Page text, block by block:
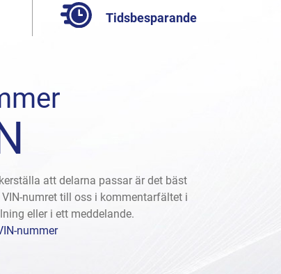
Tidsbesparande
att delarna passar är det bäst
numret till oss i kommentarfältet i
eller i ett meddelande.
nummer